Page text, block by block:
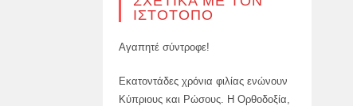
ΙΣΤΌΤΟΠΟ
Αγαπητέ σύντροφε!
Εκατοντάδες χρόνια φιλίας ενώνουν
Κύπριους και Ρώσους. Η Ορθοδοξία,